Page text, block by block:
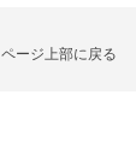
ページ上部に戻る